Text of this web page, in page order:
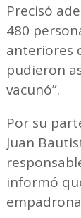
Precisó
480
anteriores
pudieron
vacunó”.
Por su
Juan
informó